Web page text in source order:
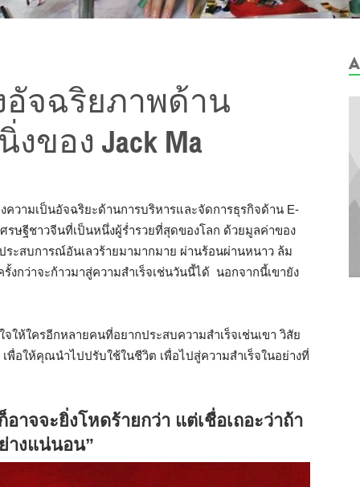
อัจฉริยภาพด้าน
อง Jack Ma
ความเป็นอัจฉริยะด้านการบริหารและจัดการธุรกิจด้าน E-
รษฐีชาวจีนที่เป็นหนึ่งผู้ร่ำรวยที่สุดของโลก ด้วยมูลค่าของ
ระสบการณ์อันเลวร้ายมามากมาย ผ่านร้อนผ่านหนาว ล้ม
กว่าจะก้าวมาสู่ความสำเร็จเช่นวันนี้ได้ นอกจากนี้เขายัง
ให้ใครอีกหลายคนที่อยากประสบความสำเร็จเช่นเขา วิสัย
อให้คุณนำไปปรับใช้ในชีวิต เพื่อไปสู่ความสำเร็จในอย่างที่
าจจะยิ่งโหดร้ายกว่า แต่เชื่อเถอะว่าถ้า
างแน่นอน”